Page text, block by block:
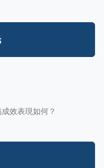
效表現如何？